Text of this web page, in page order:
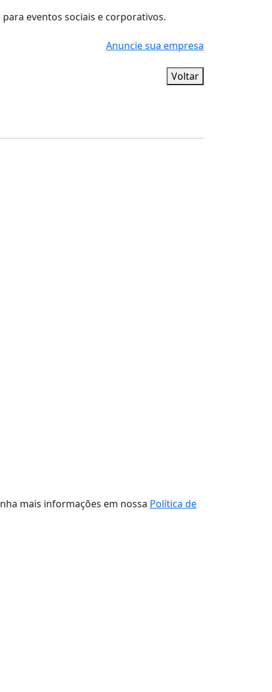
eventos sociais e corporativos.
Anuncie sua empresa
Voltar
mais informações em nossa Política de